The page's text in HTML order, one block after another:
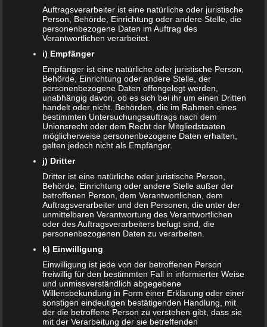
WEITERLESEN...
Feuerwehrmann Sam Helm von Simba bei
Amazon für nur 7,99 Euro
Tatütata! Es brennt! Feuerwehrmann Sam muss wieder
ausrücken um ein Feuer zu löschen, oder aber um eine
Katze von einem Baum zu retten. Selbstverständlich wird…
WEITERLESEN...
Auftragsverarbeiter ist eine natürliche oder juristische
Person, Behörde, Einrichtung oder andere Stelle, die
personenbezogene Daten im Auftrag des
Verantwortlichen verarbeitet.
i) Empfänger
Empfänger ist eine natürliche oder juristische Person,
Behörde, Einrichtung oder andere Stelle, der
personenbezogene Daten offengelegt werden,
unabhängig davon, ob es sich bei ihr um einen Dritten
handelt oder nicht. Behörden, die im Rahmen eines
bestimmten Untersuchungsauftrags nach dem
Unionsrecht oder dem Recht der Mitgliedstaaten
möglicherweise personenbezogene Daten erhalten,
gelten jedoch nicht als Empfänger.
j) Dritter
Dritter ist eine natürliche oder juristische Person,
Behörde, Einrichtung oder andere Stelle außer der
betroffenen Person, dem Verantwortlichen, dem
Auftragsverarbeiter und den Personen, die unter der
unmittelbaren Verantwortung des Verantwortlichen
oder des Auftragsverarbeiters befugt sind, die
personenbezogenen Daten zu verarbeiten.
k) Einwilligung
Einwilligung ist jede von der betroffenen Person
freiwillig für den bestimmten Fall in informierter Weise
und unmissverständlich abgegebene
Willensbekundung in Form einer Erklärung oder einer
sonstigen eindeutigen bestätigenden Handlung, mit
der die betroffene Person zu verstehen gibt, dass sie
mit der Verarbeitung der sie betreffenden